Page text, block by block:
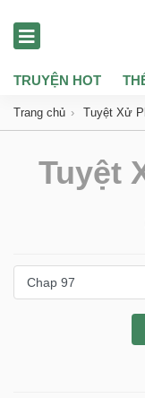
TRUYỆN HOT
Trang chủ Tuyệt Xử
Tuyệt